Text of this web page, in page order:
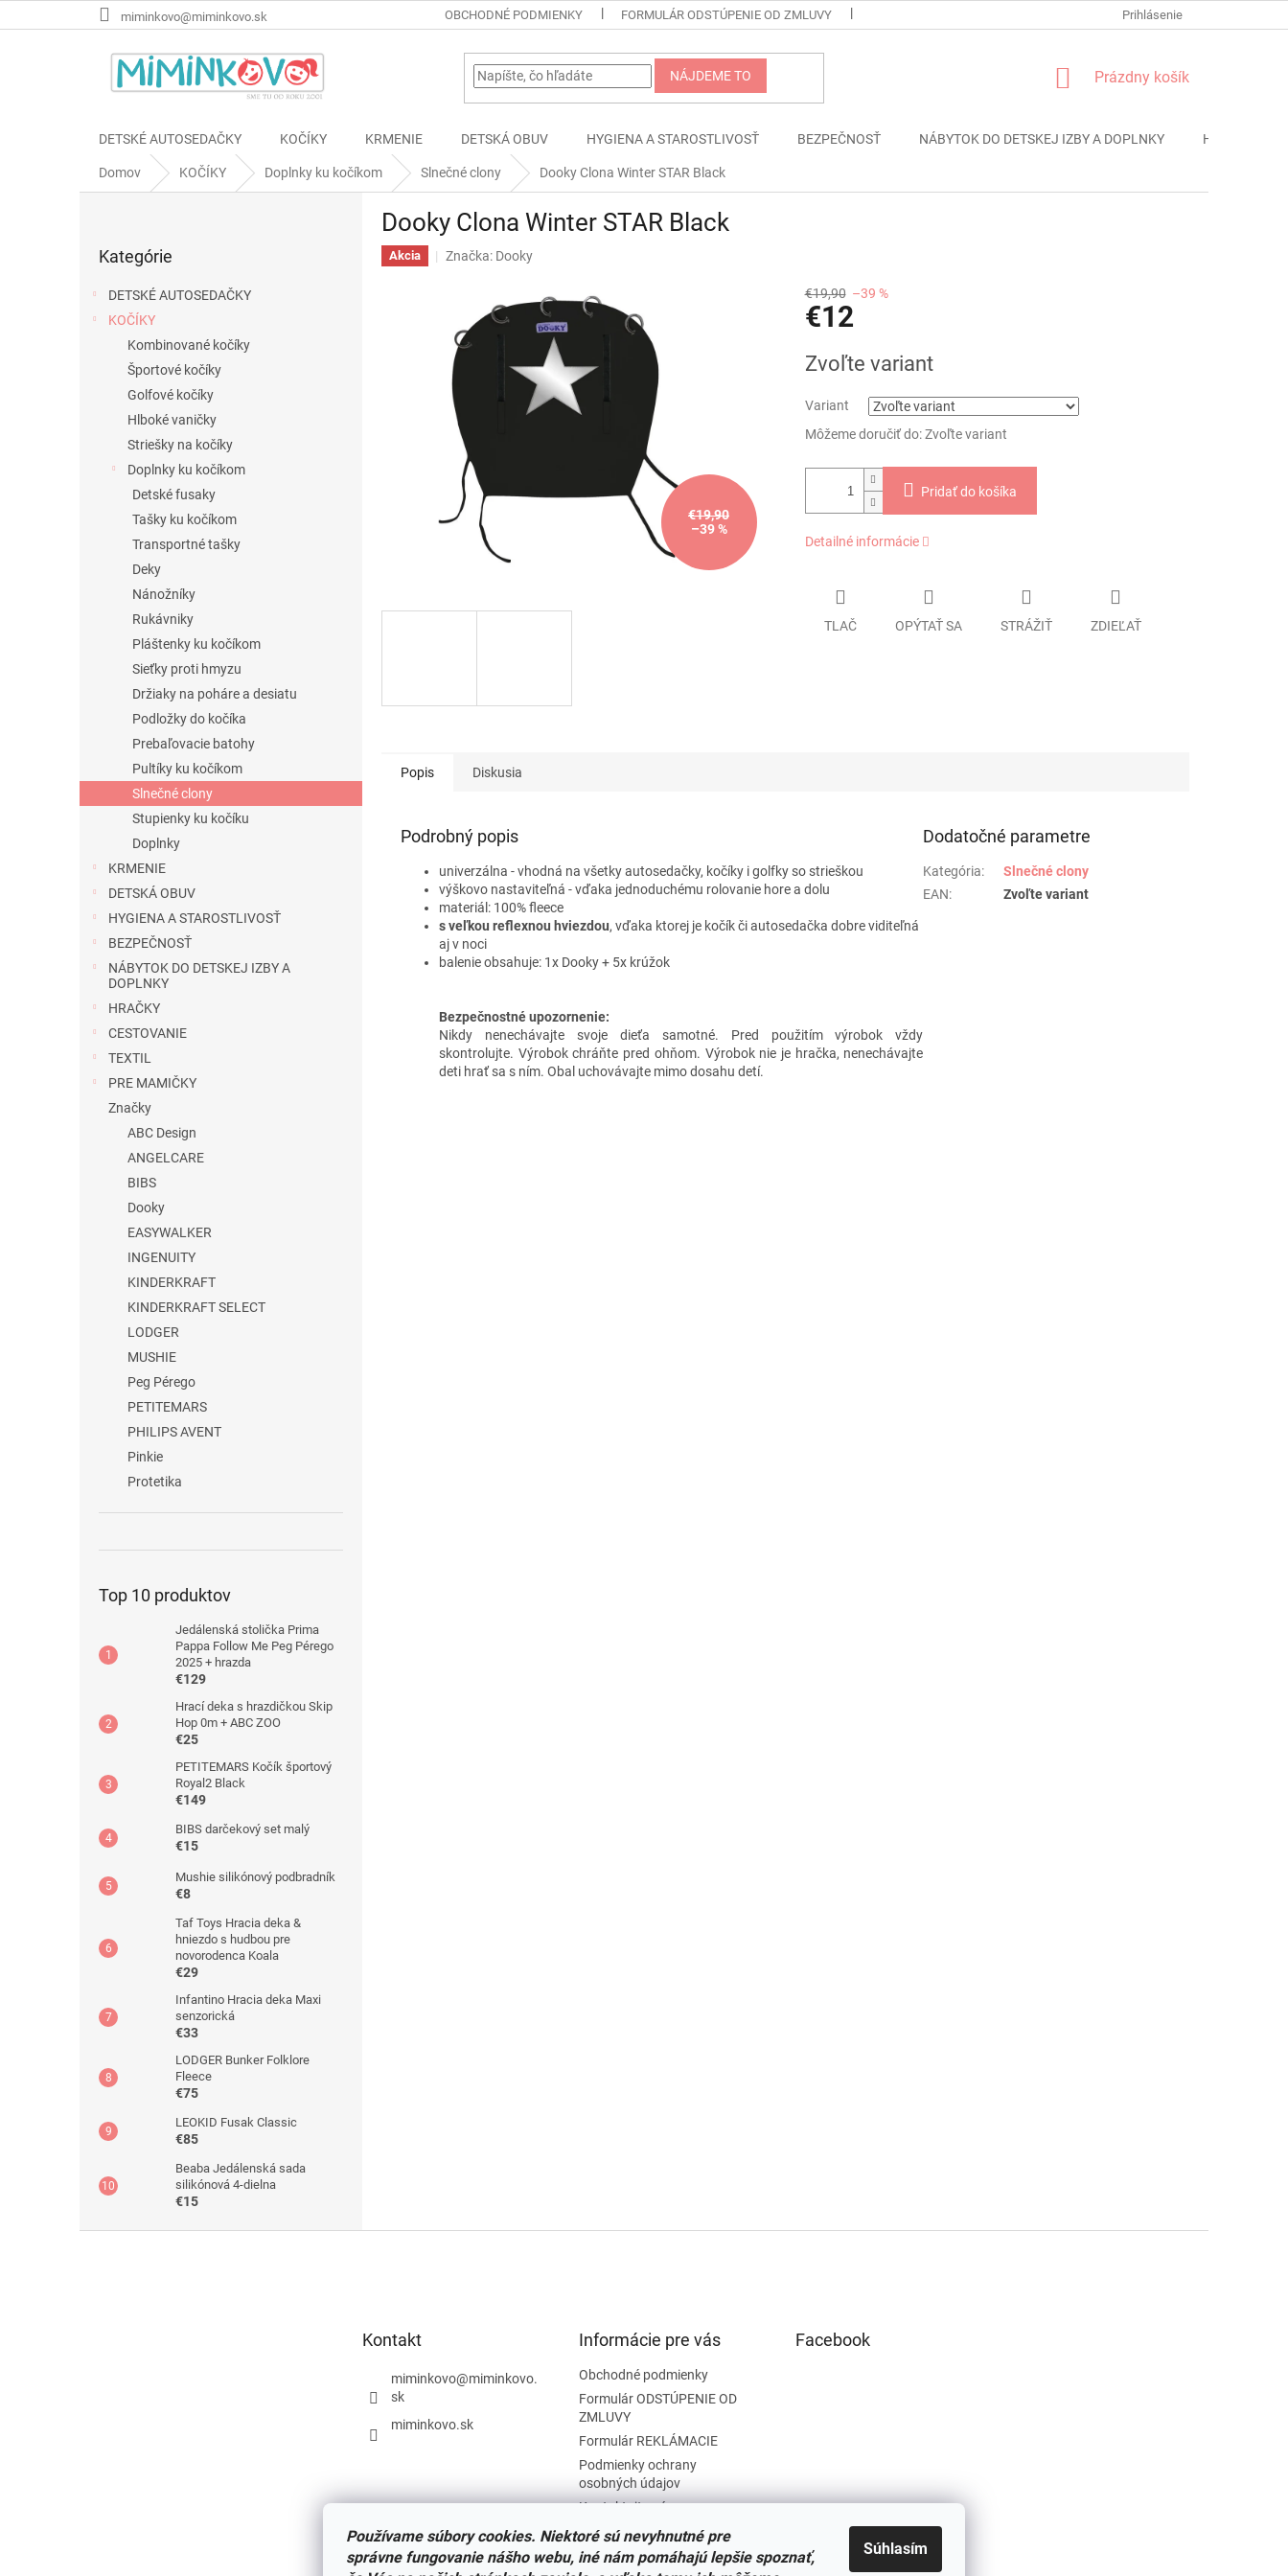
Používame súbory cookies. Niektoré sú nevyhnutné pre
správne fungovanie nášho webu, iné nám pomáhajú lepšie spoznať,
Súhlasím
na
miminkovo@miminkovo.sk OBCHODNÉ PODMIENKY FORMULÁR ODSTÚPENIE OD ZMLUVY PODMIENKY OCHRANY OSOBNÝCH
Prihlásenie
NÁJDEME TO
NÁKUPNÝ
Prázdny košík
DETSKÉ AUTOSEDAČKY KOČÍKY KRMENIE DETSKÁ OBUV HYGIENA A STAROSTLIVOSŤ BEZPEČNOSŤ NÁBYTOK DO DETSKEJ IZBY A DOPLNKY HRAČKY
Domov KOČÍKY Doplnky ku kočíkom Slnečné clony Dooky Clona Winter STAR Black
kategórie
Kategórie
DETSKÉ AUTOSEDAČKY
KOČÍKY
Kombinované kočíky
Športové kočíky
Golfové kočíky
Hlboké vaničky
Striešky na kočíky
Doplnky ku kočíkom
Detské fusaky
Tašky ku kočíkom
Transportné tašky
Deky
Nánožníky
Rukávniky
Pláštenky ku kočíkom
Sieťky proti hmyzu
Držiaky na poháre a desiatu
Podložky do kočíka
Prebaľovacie batohy
Pultíky ku kočíkom
Slnečné clony
Stupienky ku kočíku
Doplnky
KRMENIE
DETSKÁ OBUV
HYGIENA A STAROSTLIVOSŤ
BEZPEČNOSŤ
NÁBYTOK DO DETSKEJ IZBY A
DOPLNKY
HRAČKY
CESTOVANIE
TEXTIL
PRE MAMIČKY
Značky
ABC Design
ANGELCARE
BIBS
Dooky
EASYWALKER
INGENUITY
KINDERKRAFT
KINDERKRAFT SELECT
LODGER
MUSHIE
Peg Pérego
PETITEMARS
PHILIPS AVENT
Pinkie
Protetika
Top 10 produktov
Jedálenská stolička Prima
Pappa Follow Me Peg Pérego
2025 + hrazda
€129
Hrací deka s hrazdičkou Skip
Hop 0m + ABC ZOO
€25
PETITEMARS Kočík športový
Royal2 Black
€149
BIBS darčekový set malý
€15
Mushie silikónový podbradník
€8
Taf Toys Hracia deka &
hniezdo s hudbou pre
novorodenca Koala
€29
Infantino Hracia deka Maxi
senzorická
€33
LODGER Bunker Folklore
Fleece
€75
LEOKID Fusak Classic
€85
Beaba Jedálenská sada
silikónová 4-dielna
€15
Dooky Clona Winter STAR Black
Akcia Značka: Dooky
€19,90
–39 %
€19,90 –39 %
€12
cena:
Zvoľte variant
Variant
Môžeme doručiť do: Zvoľte variant
Pridať do košíka
Detailné informácie
TLAČ OPÝTAŤ SA STRÁŽIŤ ZDIEĽAŤ
Popis Diskusia
Podrobný popis
univerzálna -vhodná na všetkyautosedačky, kočíky igolfky so strieškou
výškovo nastaviteľná -vďaka jednoduchému rolovanie horea dolu
materiál: 100%fleece
sveľkou reflexnou hviezdou, vďaka ktorej je kočíkčiautosedačka dobreviditeľná
ajv noci
balenieobsahuje: 1x Dooky+ 5x krúžok
Bezpečnostné upozornenie:
Nikdy nenechávajte svoje dieťa samotné. Pred použitím výrobok vždy
skontrolujte. Výrobok chráňte pred ohňom. Výrobok nie je hračka, nenechávajte
deti hrať sa s ním. Obal uchovávajte mimo dosahu detí.
Dodatočné parametre
Kategória:
Slnečné clony
EAN: Zvoľte variant
Kontakt
miminkovo@miminkovo.
sk
miminkovo.sk
Informácie pre vás
Obchodné podmienky
Formulár ODSTÚPENIE OD
ZMLUVY
Formulár REKLÁMACIE
Podmienky ochrany
osobných údajov
Kontaktujte nás
Tabuľka veľkostí
Nariadenie SOI o stiahnutí
Facebook